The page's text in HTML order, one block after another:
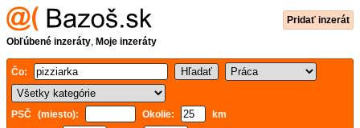
Pridať inzerát
Obľúbené inzeráty, Moje inzeráty
Čo:
PSČ (miesto): Okolie:
km